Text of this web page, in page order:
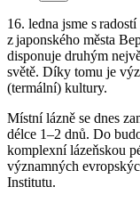
16. ledna jsme s
z japonského města
disponuje druhým
světě. Díky tomu je
(termální) kultury.
Místní lázně se dnes
délce 1–2 dnů. Do
komplexní lázeňskou
významných
Institutu.